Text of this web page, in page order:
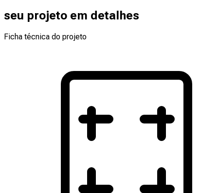
seu projeto em detalhes
Ficha técnica do projeto